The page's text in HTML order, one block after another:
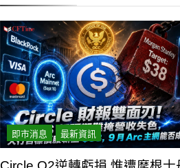
即市消息 最新資訊